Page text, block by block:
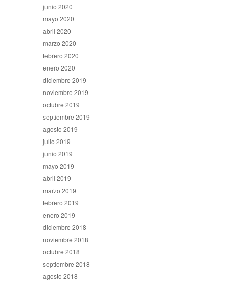
junio 2020
mayo 2020
abril 2020
marzo 2020
febrero 2020
enero 2020
diciembre 2019
noviembre 2019
octubre 2019
septiembre 2019
agosto 2019
julio 2019
junio 2019
mayo 2019
abril 2019
marzo 2019
febrero 2019
enero 2019
diciembre 2018
noviembre 2018
octubre 2018
septiembre 2018
agosto 2018